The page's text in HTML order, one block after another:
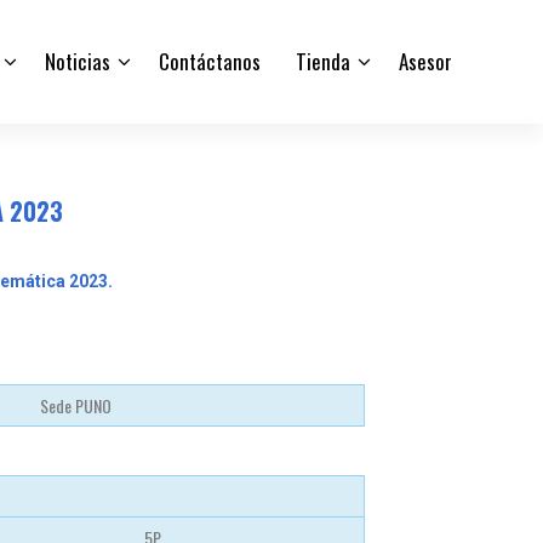
Noticias Contáctanos Tienda Asesor
2023
2023.
Sede PUNO
5P